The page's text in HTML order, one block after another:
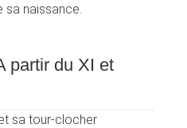
sa naissance.
partir du XI et
sa tour-clocher